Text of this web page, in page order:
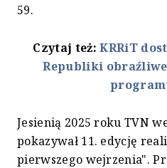
59.
Czytaj też:KRRiT
Republiki
Jesienią 2025 roku TVN
pokazywał 11. edycję
pierwszego wejrzenia".